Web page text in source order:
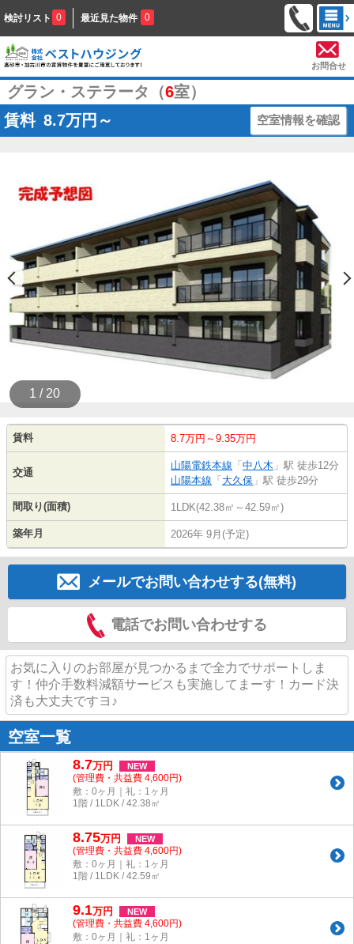
検討リスト 0 最近見た物件 0
お問合せ
グラン・ステラータ（6室）
賃料 8.7万円～ 空室情報を確認
1 / 20
賃料 8.7万円～9.35万円
交通
山陽電鉄本線 「 中八木 」駅 徒歩12分
山陽本線 「 大久保 」駅 徒歩29分
間取り(面積) 1LDK(42.38㎡～42.59㎡)
築年月 2026年 9月(予定)
メールでお問い合わせする(無料)
電話でお問い合わせする
お気に入りのお部屋が見つかるまで全力でサポートしま
す！仲介手数料減額サービスも実施してまーす！カード決
済も大丈夫ですヨ♪
空室一覧
8.7万円 NEW
(管理費・共益費 4,600円)
敷：0ヶ月｜礼：1ヶ月
1階 / 1LDK / 42.38㎡
8.75万円 NEW
(管理費・共益費 4,600円)
敷：0ヶ月｜礼：1ヶ月
1階 / 1LDK / 42.59㎡
9.1万円 NEW
(管理費・共益費 4,600円)
敷：0ヶ月｜礼：1ヶ月